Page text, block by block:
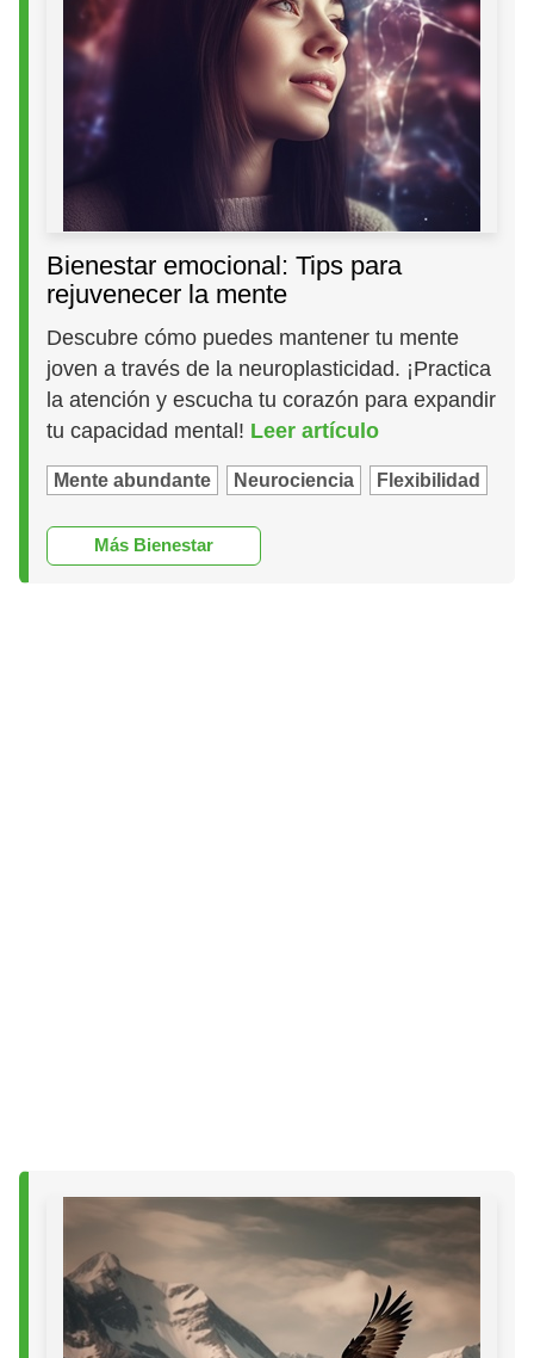
Bienestar emocional: Tips para
rejuvenecer la mente
Descubre cómo puedes mantener tu mente
joven a través de la neuroplasticidad. ¡Practica
la atención y escucha tu corazón para expandir
tu capacidad mental! Leer artículo
Mente abundante Neurociencia Flexibilidad
Más Bienestar